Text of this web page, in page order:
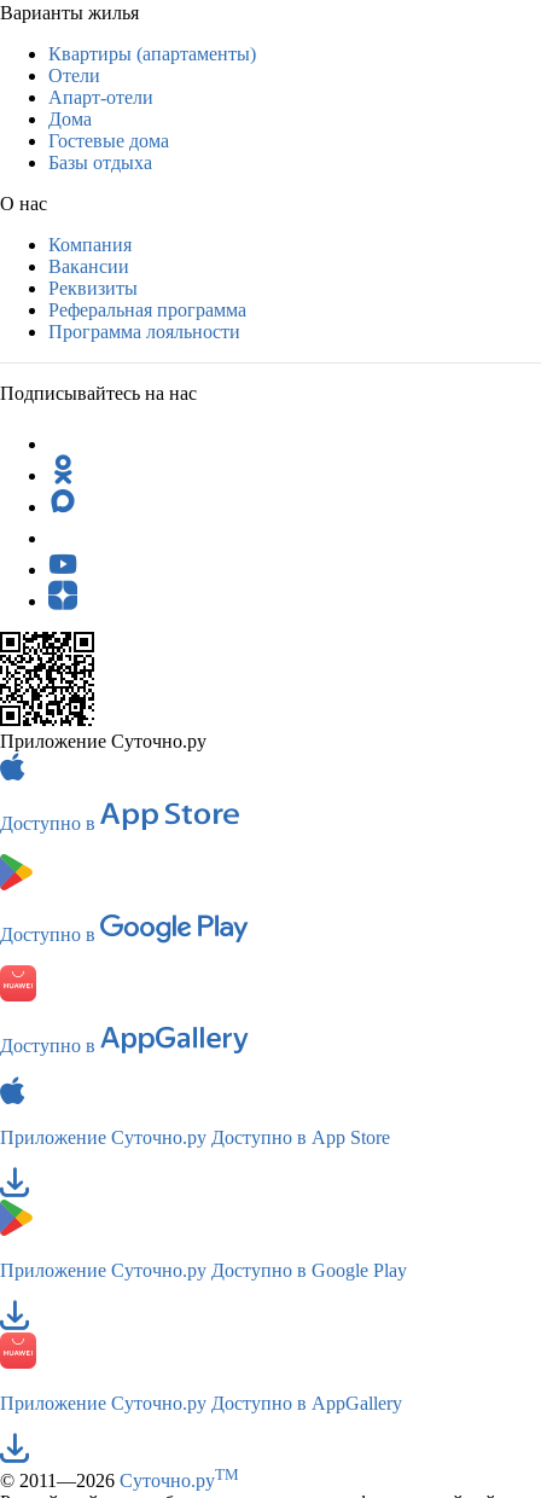
Варианты жилья
Квартиры (апартаменты)
Отели
Апарт-отели
Дома
Гостевые дома
Базы отдыха
О нас
Компания
Вакансии
Реквизиты
Реферальная программа
Программа лояльности
Подписывайтесь на нас
Приложение Суточно.ру
Доступно в
Доступно в
Доступно в
Приложение Суточно.ру Доступно в App Store
Приложение Суточно.ру Доступно в Google Play
Приложение Суточно.ру Доступно в AppGallery
© 2011—2026 Суточно.руTM